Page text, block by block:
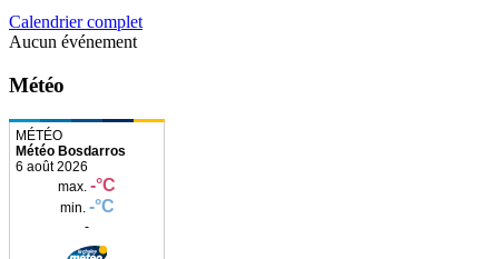
Calendrier complet
Aucun événement
Météo
Météo Bosdarros